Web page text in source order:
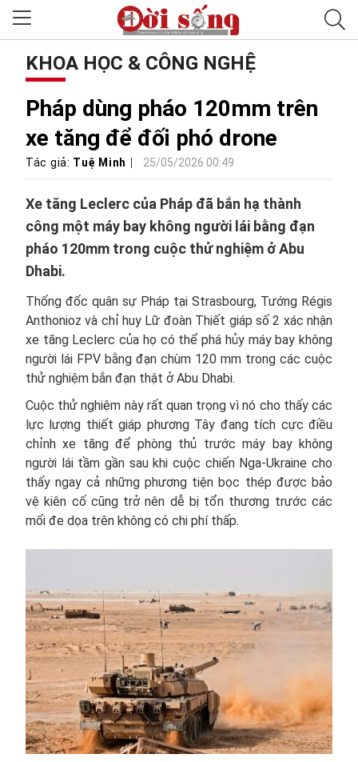
KHOA HỌC & CÔNG NGHỆ
Pháp dùng pháo 120mm trên
xe tăng để đối phó drone
Tác giả: Tuệ Minh 25/05/2026 00:49
Xe tăng Leclerc của Pháp đã bắn hạ thành
công một máy bay không người lái bằng đạn
pháo 120mm trong cuộc thử nghiệm ở Abu
Dhabi.
Thống đốc quân sự Pháp tại Strasbourg, Tướng Régis
Anthonioz và chỉ huy Lữ đoàn Thiết giáp số 2 xác nhận
xe tăng Leclerc của họ có thể phá hủy máy bay không
người lái FPV bằng đạn chùm 120 mm trong các cuộc
thử nghiệm bắn đạn thật ở Abu Dhabi.
Cuộc thử nghiệm này rất quan trọng vì nó cho thấy các
lực lượng thiết giáp phương Tây đang tích cực điều
chỉnh xe tăng để phòng thủ trước máy bay không
người lái tầm gần sau khi cuộc chiến Nga-Ukraine cho
thấy ngay cả những phương tiện bọc thép được bảo
vệ kiên cố cũng trở nên dễ bị tổn thương trước các
mối đe dọa trên không có chi phí thấp.